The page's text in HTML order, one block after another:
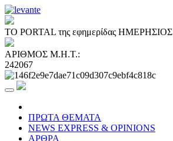
ΤΟ PORTAL της εφημερίδας ΗΜΕΡΗΣΙΟΣ
ΑΡΙΘΜΟΣ Μ.Η.Τ.:
242067
ΠΡΩΤΑ ΘΕΜΑΤΑ
NEWS EXPRESS & OPINIONS
ΑΡΘΡΑ